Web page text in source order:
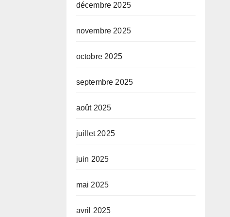
décembre 2025
novembre 2025
octobre 2025
septembre 2025
août 2025
juillet 2025
juin 2025
mai 2025
avril 2025